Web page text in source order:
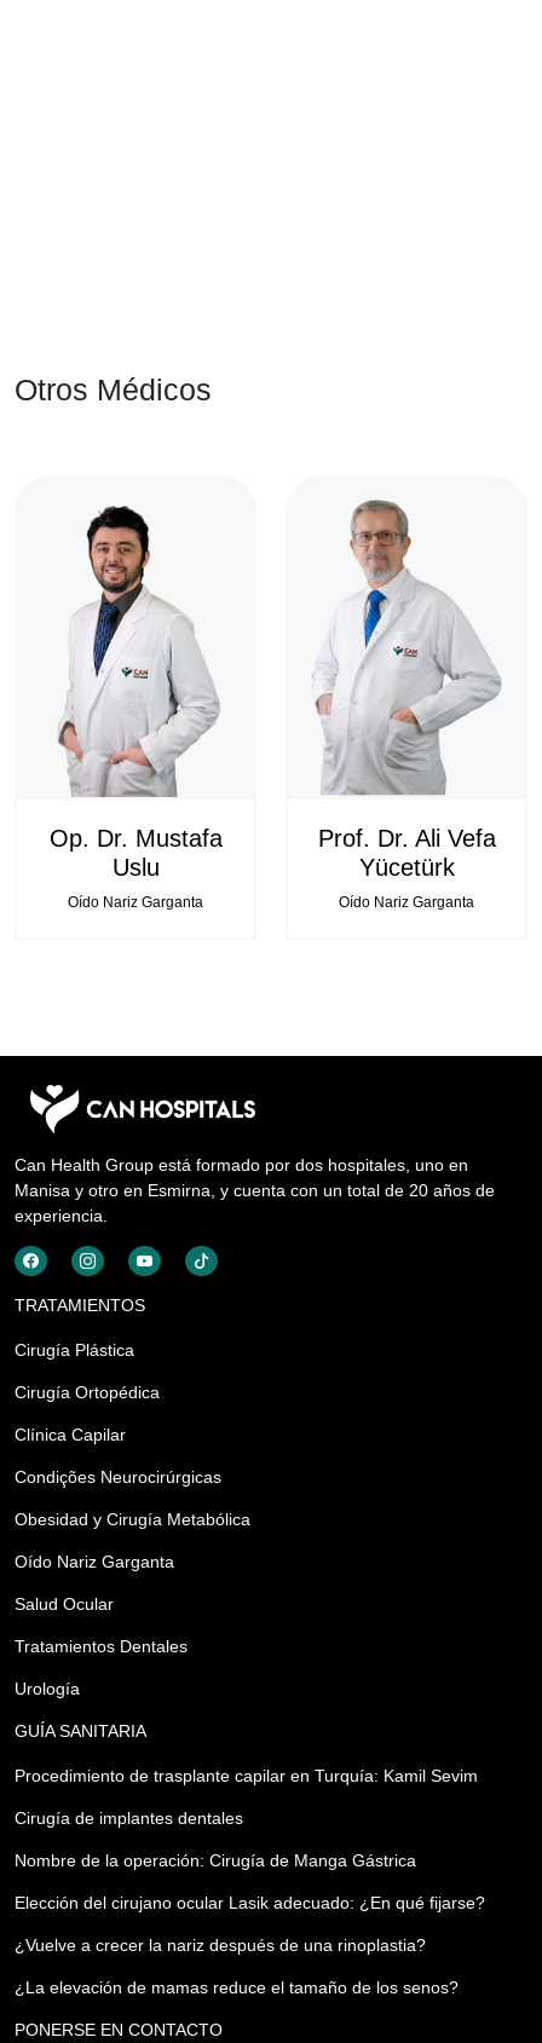
Otros Médicos
Op. Dr. Mustafa
Uslu
Oído Nariz Garganta
Prof. Dr. Ali Vefa
Yücetürk
Oído Nariz Garganta
Can Health Group está formado por dos hospitales, uno en
Manisa y otro en Esmirna, y cuenta con un total de 20 años de
experiencia.
TRATAMIENTOS
Cirugía Plástica
Cirugía Ortopédica
Clínica Capilar
Condições Neurocirúrgicas
Obesidad y Cirugía Metabólica
Oído Nariz Garganta
Salud Ocular
Tratamientos Dentales
Urología
GUÍA SANITARIA
Procedimiento de trasplante capilar en Turquía: Kamil Sevim
Cirugía de implantes dentales
Nombre de la operación: Cirugía de Manga Gástrica
Elección del cirujano ocular Lasik adecuado: ¿En qué fijarse?
¿Vuelve a crecer la nariz después de una rinoplastia?
¿La elevación de mamas reduce el tamaño de los senos?
PONERSE EN CONTACTO